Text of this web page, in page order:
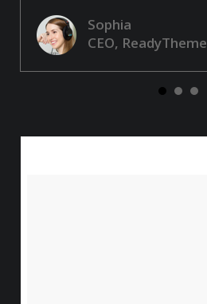
Sophia
CEO, ReadyTheme